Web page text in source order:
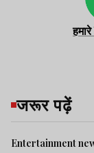
जरूर पढ़ें
Entertainment news